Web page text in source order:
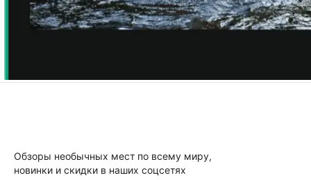
Обзоры необычных мест по всему миру,
новинки и скидки в наших соцсетях